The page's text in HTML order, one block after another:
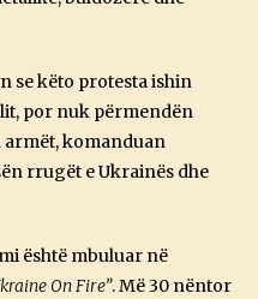
se këto protesta ishin
por nuk përmendën
armët, komanduan
rrugët e Ukrainës dhe
është mbuluar në
On Fire”. Më 30 nëntor